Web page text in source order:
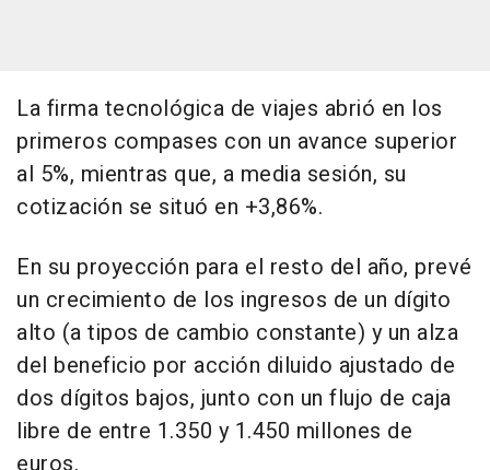
La firma tecnológica de viajes abrió en los
primeros compases con un avance superior
al 5%, mientras que, a media sesión, su
cotización se situó en +3,86%.
En su proyección para el resto del año, prevé
un crecimiento de los ingresos de un dígito
alto (a tipos de cambio constante) y un alza
del beneficio por acción diluido ajustado de
dos dígitos bajos, junto con un flujo de caja
libre de entre 1.350 y 1.450 millones de